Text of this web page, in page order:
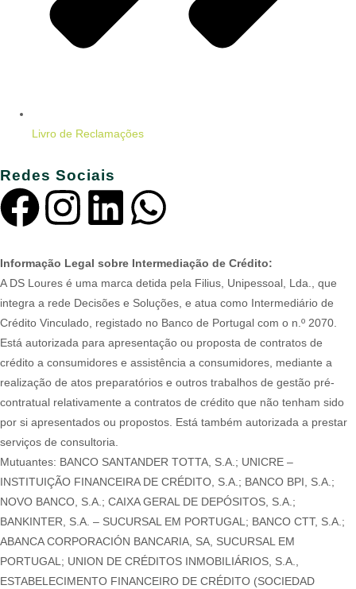
Livro de Reclamações
Redes Sociais
Informação Legal sobre Intermediação de Crédito:
A DS Loures é uma marca detida pela Filius, Unipessoal, Lda., que
integra a rede Decisões e Soluções, e atua como Intermediário de
Crédito Vinculado, registado no Banco de Portugal com o n.º 2070.
Está autorizada para apresentação ou proposta de contratos de
crédito a consumidores e assistência a consumidores, mediante a
realização de atos preparatórios e outros trabalhos de gestão pré-
contratual relativamente a contratos de crédito que não tenham sido
por si apresentados ou propostos. Está também autorizada a prestar
serviços de consultoria.
Mutuantes: BANCO SANTANDER TOTTA, S.A.; UNICRE –
INSTITUIÇÃO FINANCEIRA DE CRÉDITO, S.A.; BANCO BPI, S.A.;
NOVO BANCO, S.A.; CAIXA GERAL DE DEPÓSITOS, S.A.;
BANKINTER, S.A. – SUCURSAL EM PORTUGAL; BANCO CTT, S.A.;
ABANCA CORPORACIÓN BANCARIA, SA, SUCURSAL EM
PORTUGAL; UNION DE CRÉDITOS INMOBILIÁRIOS, S.A.,
ESTABELECIMENTO FINANCEIRO DE CRÉDITO (SOCIEDAD